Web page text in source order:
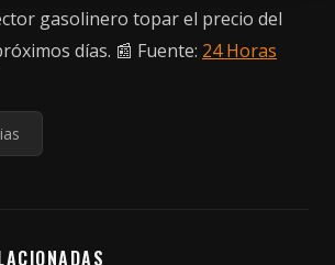
gasolinero topar el precio del
días. 📰 Fuente: 24 Horas